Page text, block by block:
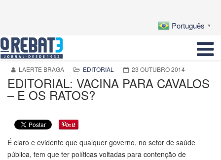
Português ▼
LAERTE BRAGA EDITORIAL 23 OUTUBRO 2014
EDITORIAL: VACINA PARA CAVALOS
– E OS RATOS?
É claro e evidente que qualquer governo, no setor de saúde
pública, tem que ter políticas voltadas para contenção de